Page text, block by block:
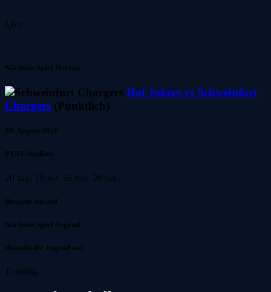
Live
Nächstes Spiel Herren
Hof Jokers vs Schweinfurt
Chargers (Pünktlich)
30. August 2026
PTSV-Stadion
20 Tage 18 Std. 56 Min. 26 Sek.
Besucht uns auf
Nächstes Spiel Jugend
Besucht die Jugend auf
Training